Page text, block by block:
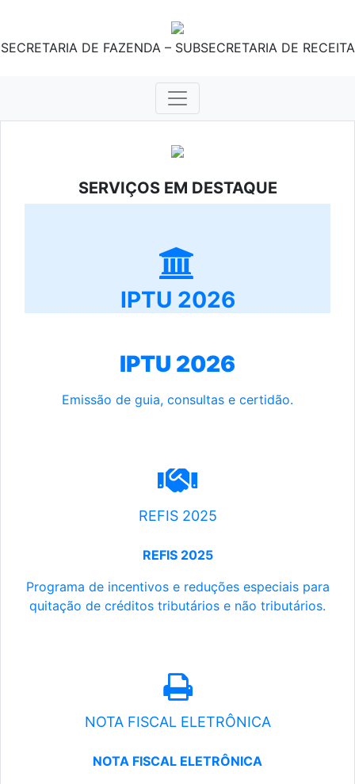
SECRETARIA DE FAZENDA – SUBSECRETARIA DE RECEITA
SERVIÇOS EM DESTAQUE
IPTU 2026
IPTU 2026
Emissão de guia, consultas e certidão.
REFIS 2025
REFIS 2025
Programa de incentivos e reduções especiais para
quitação de créditos tributários e não tributários.
NOTA FISCAL ELETRÔNICA
NOTA FISCAL ELETRÔNICA